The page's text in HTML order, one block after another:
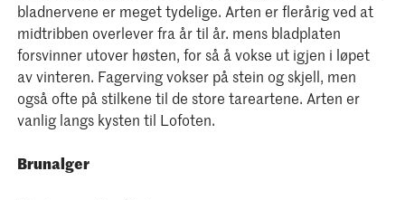
bladnervene er meget tydelige. Arten er flerårig ved at
midtribben overlever fra år til år. mens bladplaten
forsvinner utover høsten, for så å vokse ut igjen i løpet
av vinteren. Fagerving vokser på stein og skjell, men
også ofte på stilkene til de store tareartene. Arten er
vanlig langs kysten til Lofoten.
Brunalger